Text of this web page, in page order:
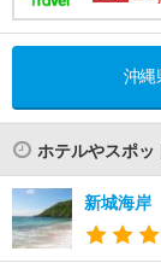
沖縄
ホテルやスポッ
新城海岸